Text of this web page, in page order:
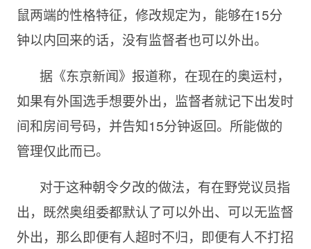
鼠两端的性格特征，修改规定为，能够在15分
钟以内回来的话，没有监督者也可以外出。
据《东京新闻》报道称，在现在的奥运村，
如果有外国选手想要外出，监督者就记下出发时
间和房间号码，并告知15分钟返回。所能做的
管理仅此而已。
对于这种朝令夕改的做法，有在野党议员指
出，既然奥组委都默认了可以外出、可以无监督
外出，那么即便有人超时不归，即便有人不打招